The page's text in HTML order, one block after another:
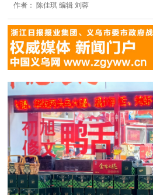
作者：陈佳琪 编辑 刘蓉